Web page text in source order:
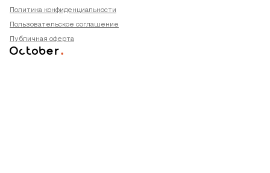
Политика конфиденциальности
Пользовательское соглашение
Публичная оферта